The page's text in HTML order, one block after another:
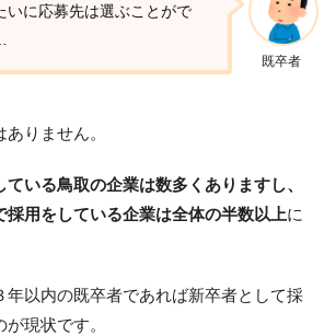
既卒者
いに応募先は選ぶことがで
りません。
いる鳥取の企業は数多くありますし、
採用をしている企業は全体の半数以上に
年以内の既卒者であれば新卒者として採
現状です。